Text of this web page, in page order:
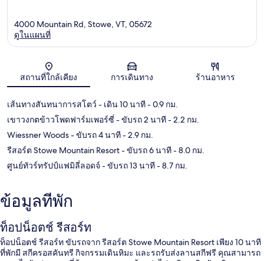
แผนที่
4000 Mountain Rd, Stowe, VT, 05672
ดูในแผนที่
สถานที่ใกล้เคียง การเดินทาง ร้านอาหาร
เส้นทางสันทนาการสโตว์ - เดิน 10 นาที- 0.9 กม.
เขาวงกตข้าวโพดฟาร์มเพอร์ซี่ - ขับรถ 2 นาที- 2.2 กม.
Wiessner Woods- ขับรถ 4 นาที- 2.9 กม.
รีสอร์ต Stowe Mountain Resort- ขับรถ 6 นาที- 8.0 กม.
ศูนย์ทัวร์ทรัปป์แฟมิลี่ลอดจ์ - ขับรถ 13 นาที- 8.7 กม.
ข้อมูลที่พัก
ท็อปน็อตช์ รีสอร์ท
ท็อปน็อตช์ รีสอร์ท ขับรถจาก รีสอร์ต Stowe Mountain Resort เพียง 10 นาที
ที่พักมี สกีครอสคันทรี กิจกรรมเดินหิมะ และรถรับส่งลานสกีฟรี คุณสามารถ